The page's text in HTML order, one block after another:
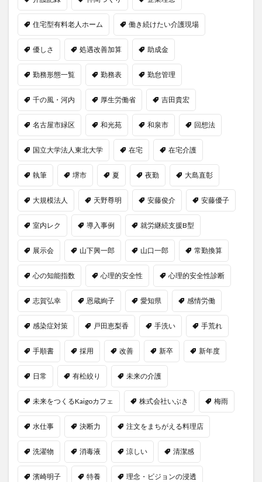
住宅型有料老人ホーム 働き続けたい介護現場
優しさ 処遇改善加算 助成金
勤務形態一覧 勤務表 勤怠管理
千の風・河内 厚生労働省 吉田貴宏
名古屋市緑区 和光苑 和泉市 回想法
国立大学法人東北大学 在宅 在宅介護
執筆 堺市 夏 夜勤 大島直彰
大規模法人 天野尊明 安藤俊介 安藤優子
室内レク 導入事例 就労継続支援B型
展示会 山下興一郎 山口一郎 常勤換算
心の知能指数 心理的安全性 心理的安全性診断
志賀弘幸 恩蔵絢子 愛知県 感情労働
感染症対策 戸田恵梨香 手洗い 手荒れ
手順書 採用 改善 新卒 新年度
日常 有松絞り 未来の介護
未来をつくるKaigoカフェ 株式会社いぶき 梅雨
水仕事 決断力 注文をまちがえる料理店
洗濯物 消毒液 涼しい 清潔感
濱崎明子 特養 理念・ビジョンの浸透